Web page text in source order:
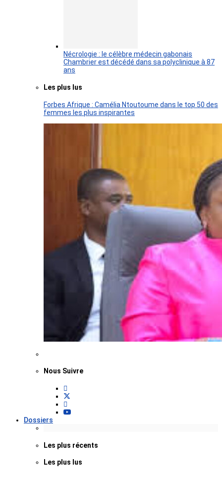
Nécrologie : le célèbre médecin gabonais
Chambrier est décédé dans sa polyclinique à 87
ans
Les plus lus
Forbes Afrique : Camélia Ntoutoume dans le top 50 des
femmes les plus inspirantes
Nous Suivre
Dossiers
Les plus récents
Les plus lus